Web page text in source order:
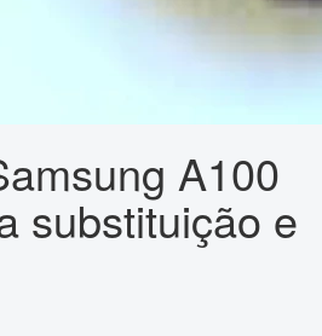
A100
substituição e